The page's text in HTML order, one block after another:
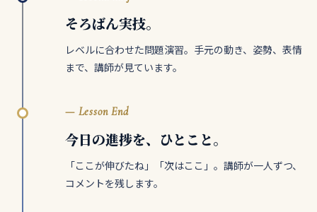
そろばん実技。
レベルに合わせた問題演習。手元の動き、姿勢、表情
まで、講師が見ています。
— Lesson End
今日の進捗を、ひとこと。
「ここが伸びたね」「次はここ」。講師が一人ずつ、
コメントを残します。